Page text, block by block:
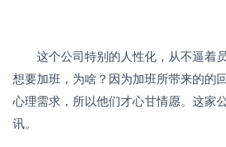
这个公司特别的人性化，从不逼着
想要加班，为啥？因为加班所带来的的
心理需求，所以他们才心甘情愿。这家
讯。